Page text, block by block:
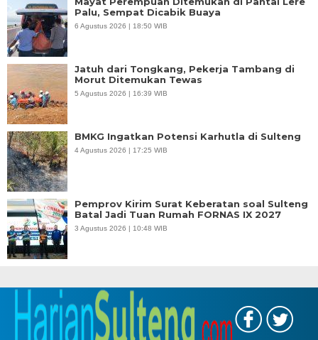
Palu, Sempat Dicabik Buaya
6 Agustus 2026 | 18:50 WIB
Jatuh dari Tongkang, Pekerja Tambang di
Morut Ditemukan Tewas
5 Agustus 2026 | 16:39 WIB
BMKG Ingatkan Potensi Karhutla di Sulteng
4 Agustus 2026 | 17:25 WIB
Pemprov Kirim Surat Keberatan soal Sulteng
Batal Jadi Tuan Rumah FORNAS IX 2027
3 Agustus 2026 | 10:48 WIB